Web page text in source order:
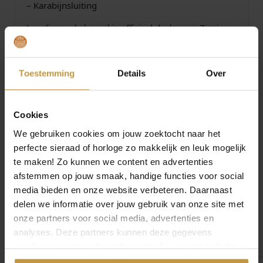
Toestemming Details Over
Cookies
We gebruiken cookies om jouw zoektocht naar het
perfecte sieraad of horloge zo makkelijk en leuk mogelijk
te maken! Zo kunnen we content en advertenties
afstemmen op jouw smaak, handige functies voor social
media bieden en onze website verbeteren. Daarnaast
delen we informatie over jouw gebruik van onze site met
onze partners voor social media, advertenties en
analyses. Deze partners kunnen deze gegevens
combineren met andere informatie die je met hen hebt
gedeeld of die ze hebben verzameld via jouw gebruik van
– Karabijnsluiting
Juwelierswebshop.nl is officieel dealer van Zinzi
Sieraden
bestelling !
Specificaties
Over Zinzi Sieraden
Meer van Zinzi sieraden
€ 59,95